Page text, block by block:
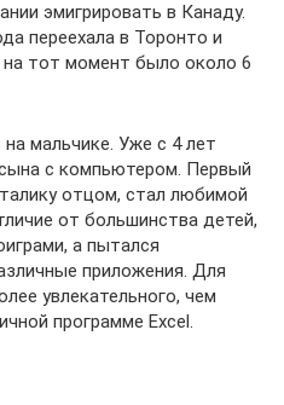
эмигрировать в Канаду.
переехала в Торонто и
на тот момент было около 6
мальчике. Уже с 4 лет
с компьютером. Первый
отцом, стал любимой
от большинства детей,
а пытался
приложения. Для
увлекательного, чем
программе Excel.